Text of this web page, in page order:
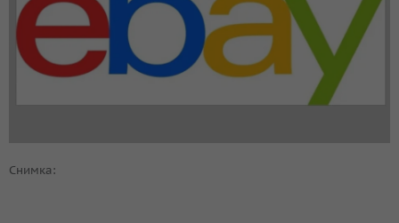
Снимка: